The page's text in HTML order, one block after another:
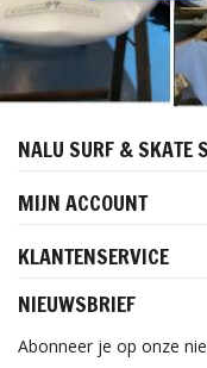
NALU SURF & SKATE
MIJN ACCOUNT
KLANTENSERVICE
NIEUWSBRIEF
Abonneer je op onze